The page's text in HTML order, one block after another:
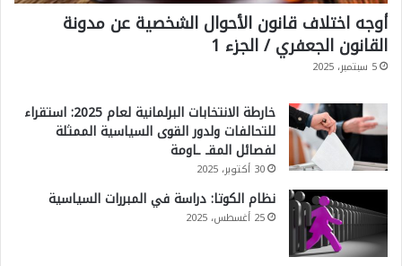
أوجه اختلاف قانون الأحوال الشخصية عن مدونة
القانون الجعفري / الجزء 1
5 سبتمبر، 2025
خارطة الانتخابات البرلمانية لعام 2025: استقراء
للتحالفات ولدور القوى السياسية الممثلة
لفصائل المقـ ـاومة
30 أكتوبر، 2025
نظام الكوتا: دراسة في المبررات السياسية
25 أغسطس، 2025